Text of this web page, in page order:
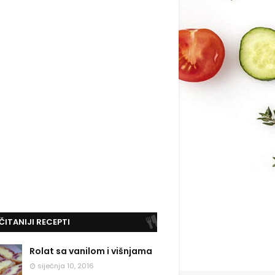
RECEPTI
Rolat sa vanilom i višnjama
siječnja 10, 2016